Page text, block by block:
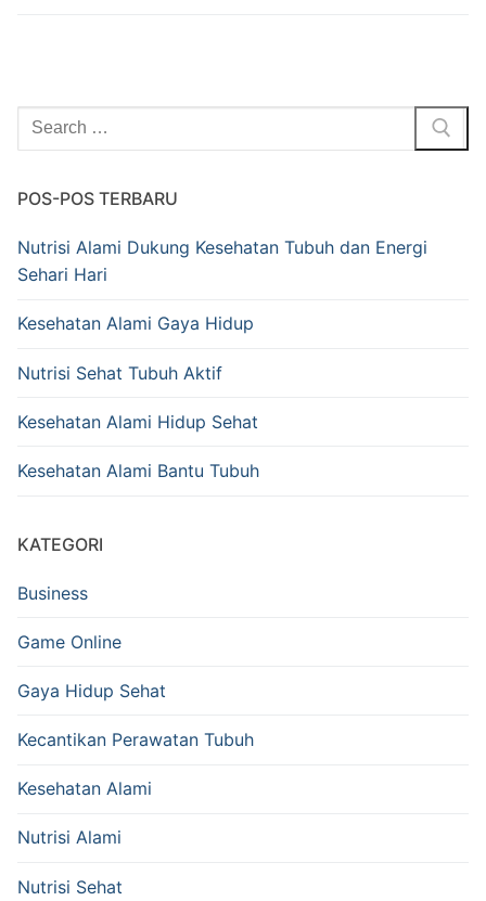
Cari:
POS-POS TERBARU
Nutrisi Alami Dukung Kesehatan Tubuh dan Energi
Sehari Hari
Kesehatan Alami Gaya Hidup
Nutrisi Sehat Tubuh Aktif
Kesehatan Alami Hidup Sehat
Kesehatan Alami Bantu Tubuh
KATEGORI
Business
Game Online
Gaya Hidup Sehat
Kecantikan Perawatan Tubuh
Kesehatan Alami
Nutrisi Alami
Nutrisi Sehat